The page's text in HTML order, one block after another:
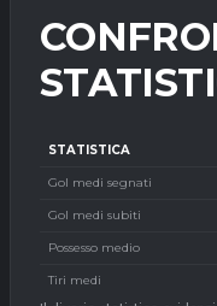
STATISTICA
Gol medi segnati
Gol medi subiti
Possesso medio
Tiri medi